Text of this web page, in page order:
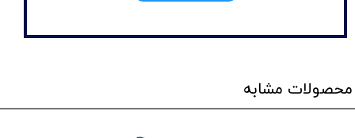
محصولات مشابه